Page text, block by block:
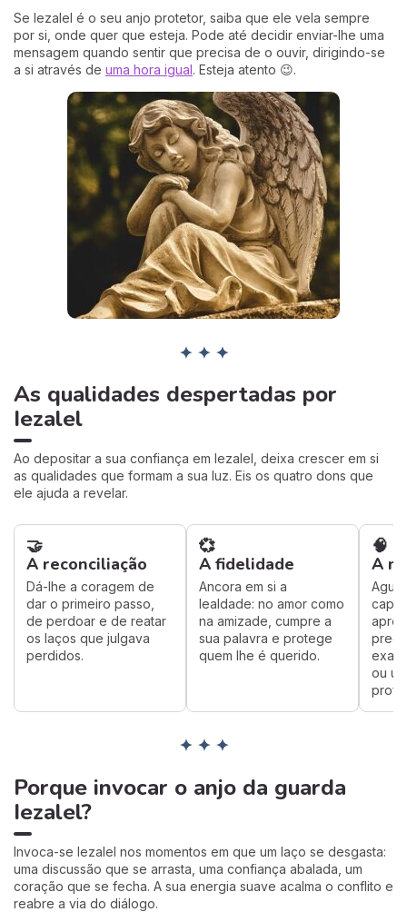
Se Iezalel é o seu anjo protetor, saiba que ele vela sempre
por si, onde quer que esteja. Pode até decidir enviar-lhe uma
mensagem quando sentir que precisa de o ouvir, dirigindo-se
a si através de uma hora igual. Esteja atento 😉.
✦ ✦ ✦
As qualidades despertadas por
Iezalel
Ao depositar a sua confiança em Iezalel, deixa crescer em si
as qualidades que formam a sua luz. Eis os quatro dons que
ele ajuda a revelar.
🤝
A reconciliação
Dá-lhe a coragem de
dar o primeiro passo,
de perdoar e de reatar
os laços que julgava
perdidos.
💞
A fidelidade
Ancora em si a
lealdade: no amor como
na amizade, cumpre a
sua palavra e protege
quem lhe é querido.
🧠
A
ou
✦ ✦ ✦
Porque invocar o anjo da guarda
Iezalel?
Invoca-se Iezalel nos momentos em que um laço se desgasta:
uma discussão que se arrasta, uma confiança abalada, um
coração que se fecha. A sua energia suave acalma o conflito e
reabre a via do diálogo.